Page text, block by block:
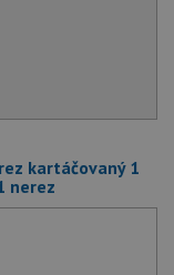
kartáčovaný 1
nerez